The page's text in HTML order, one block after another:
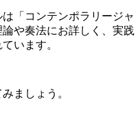
「コンテンポラリージャ
や奏法にお詳しく、実践
います。
ましょう。